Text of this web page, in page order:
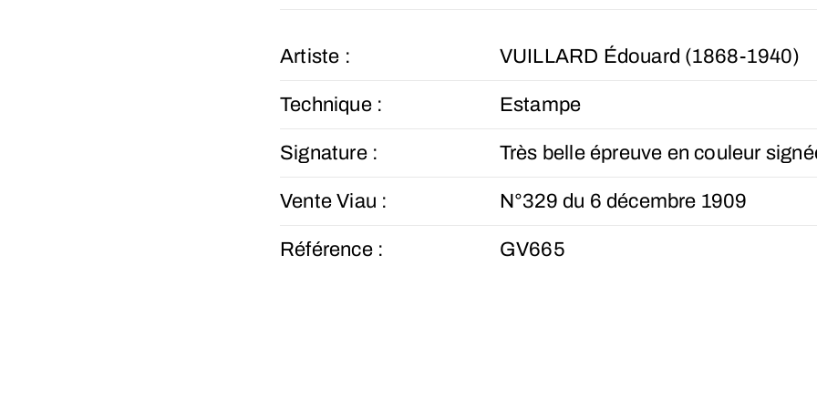
Artiste : VUILLARD Édouard (1868-1940)
Technique : Estampe
Signature : Très belle épreuve en couleur
Vente Viau : N°329 du 6 décembre 1909
Référence : GV665